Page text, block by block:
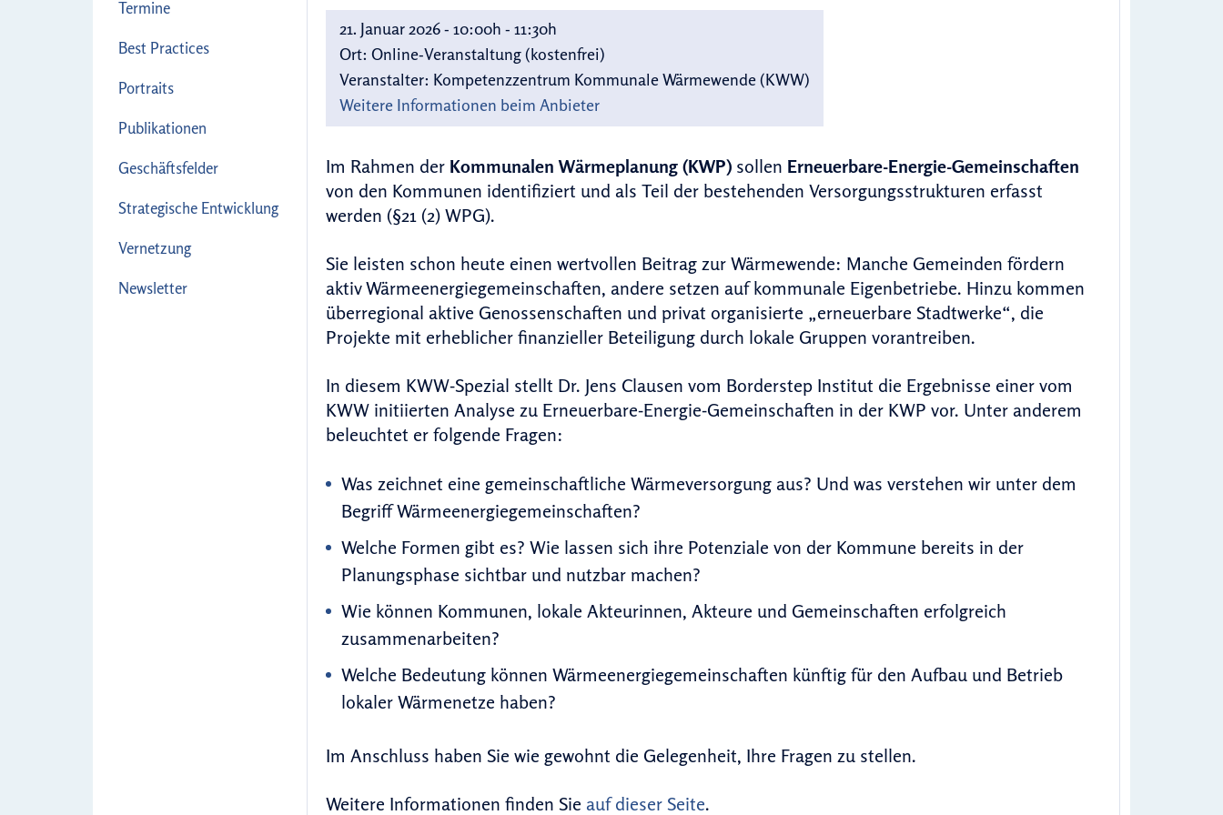
Termine
Best Practices
Portraits
Publikationen
Geschäftsfelder
Strategische Entwicklung
Vernetzung
Newsletter
21. Januar 2026 - 10:00h - 11:30h
Ort: Online-Veranstaltung (kostenfrei)
Veranstalter: Kompetenzzentrum Kommunale Wärmewende (KWW)
Weitere Informationen beim Anbieter
Im Rahmen der Kommunalen Wärmeplanung (KWP) sollen Erneuerbare-Energie-Gemeinschaften
von den Kommunen identifiziert und als Teil der bestehenden Versorgungsstrukturen erfasst
werden (§21 (2) WPG).
Sie leisten schon heute einen wertvollen Beitrag zur Wärmewende: Manche Gemeinden fördern
aktiv Wärmeenergiegemeinschaften, andere setzen auf kommunale Eigenbetriebe. Hinzu kommen
überregional aktive Genossenschaften und privat organisierte „erneuerbare Stadtwerke“, die
Projekte mit erheblicher finanzieller Beteiligung durch lokale Gruppen vorantreiben.
In diesem KWW-Spezial stellt Dr. Jens Clausen vom Borderstep Institut die Ergebnisse einer vom
KWW initiierten Analyse zu Erneuerbare-Energie-Gemeinschaften in der KWP vor. Unter anderem
beleuchtet er folgende Fragen:
Was zeichnet eine gemeinschaftliche Wärmeversorgung aus? Und was verstehen wir unter dem
Begriff Wärmeenergiegemeinschaften?
Welche Formen gibt es? Wie lassen sich ihre Potenziale von der Kommune bereits in der
Planungsphase sichtbar und nutzbar machen?
Wie können Kommunen, lokale Akteurinnen, Akteure und Gemeinschaften erfolgreich
zusammenarbeiten?
Welche Bedeutung können Wärmeenergiegemeinschaften künftig für den Aufbau und Betrieb
lokaler Wärmenetze haben?
Im Anschluss haben Sie wie gewohnt die Gelegenheit, Ihre Fragen zu stellen.
Weitere Informationen finden Sie auf dieser Seite.